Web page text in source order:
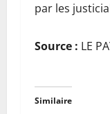
par les
Source : LE
Similaire